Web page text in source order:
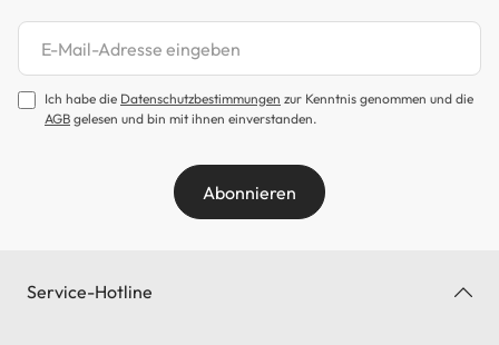
Newsletter abonnieren
Ich habe die Datenschutzbestimmungen zur Kenntnis genommen und die
AGB gelesen und bin mit ihnen einverstanden.
Abonnieren
Service-Hotline